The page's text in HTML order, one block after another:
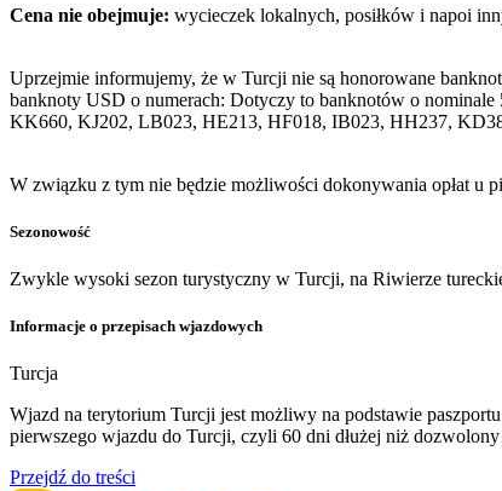
Cena nie obejmuje: wycieczek lokalnych, posiłków i napoi
Uprzejmie informujemy, że w Turcji nie są honorowane
banknoty USD o numerach: Dotyczy to banknotów o
KK660, KJ202, LB023, HE213, HF018, IB023, HH237,
W związku z tym nie będzie możliwości dokonywania opłat
Sezonowość
Zwykle wysoki sezon turystyczny w Turcji, na Riwierze
Informacje o przepisach wjazdowych
Turcja
Wjazd na terytorium Turcji jest możliwy na podstawie
pierwszego wjazdu do Turcji, czyli 60 dni dłużej niż
Przejdź do treści